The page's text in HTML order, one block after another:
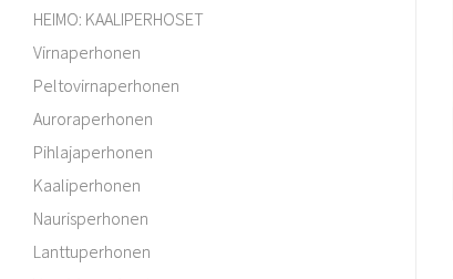
HEIMO: KAALIPERHOSET
Virnaperhonen
Peltovirnaperhonen
Auroraperhonen
Pihlajaperhonen
Kaaliperhonen
Naurisperhonen
Lanttuperhonen